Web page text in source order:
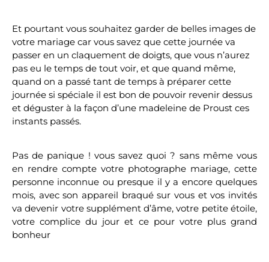
Et pourtant vous souhaitez garder de belles images de
votre mariage car vous savez que cette journée va
passer en un claquement de doigts, que vous n’aurez
pas eu le temps de tout voir, et que quand même,
quand on a passé tant de temps à préparer cette
journée si spéciale il est bon de pouvoir revenir dessus
et déguster à la façon d’une madeleine de Proust ces
instants passés.
Pas de panique ! vous savez quoi ? sans même vous
en rendre compte votre photographe mariage, cette
personne inconnue ou presque il y a encore quelques
mois, avec son appareil braqué sur vous et vos invités
va devenir votre supplément d’âme, votre petite étoile,
votre complice du jour et ce pour votre plus grand
bonheur